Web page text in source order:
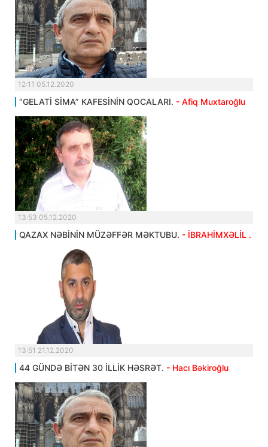
12:11 05.12.2020
“GELATİ SİMA” KAFESİNİN QOCALARI. - Afiq Muxtaroğlu
13:53 05.12.2020
QAZAX NƏBİNİN MÜZƏFFƏR MƏKTUBU. - İBRAHİMXƏLİL .
13:51 21.12.2020
44 GÜNDƏ BİTƏN 30 İLLİK HƏSRƏT. - Hacı Bəkiroğlu